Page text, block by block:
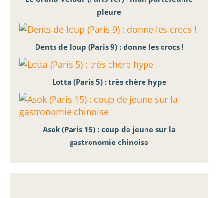
pleure
Dents de loup (Paris 9) : donne les crocs !
Lotta (Paris 5) : très chère hype
Asok (Paris 15) : coup de jeune sur la
gastronomie chinoise